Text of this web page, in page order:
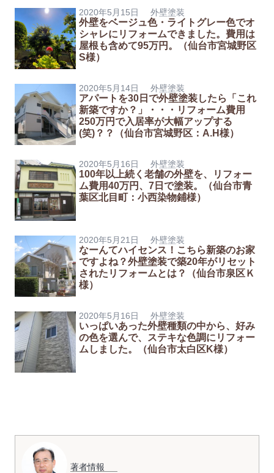
2020年5月15日 外壁塗装
外壁をベージュ色・ライトグレー色でオ
シャレにリフォームできました。費用は
屋根も含めて95万円。（仙台市宮城野区
S様）
2020年5月14日 外壁塗装
アパートを30日で外壁塗装したら「これ
新築ですか？」・・・リフォーム費用
250万円で入居率が大幅アップする
(笑)？？（仙台市宮城野区：A.H様）
2020年5月16日 外壁塗装
100年以上続く老舗の外壁を、リフォー
ム費用40万円、7日で塗装。（仙台市青
葉区北目町：小西染物鋪様）
2020年5月21日 外壁塗装
なーんてハイセンス！こちら新築のお家
ですよね？外壁塗装で築20年がリセット
されたリフォームとは？（仙台市泉区Ｋ
様）
2020年5月16日 外壁塗装
いっぱいあった外壁種類の中から、好み
の色を選んで、ステキな色調にリフォー
ムしました。（仙台市太白区K様）
著者情報